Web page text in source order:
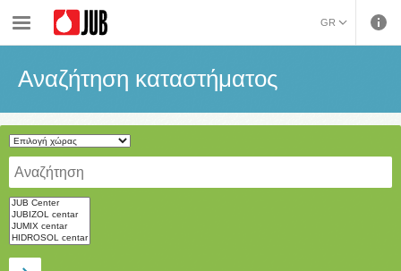
GR
Αναζήτηση καταστήματος
Αναζήτηση καταστήματος